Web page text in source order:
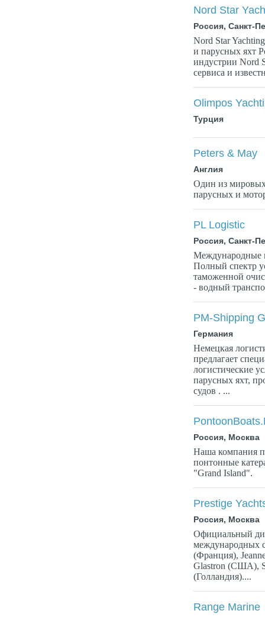
Nord Star
Россия, Санкт-
Nord Star
и парусных яхт
индустрии Nord
сервиса и
Olimpos
Турция
Peters & May
Англия
Один из мировых
парусных и
PL Logistic
Россия, Санкт-
Международные
Полный спектр
таможенной
- водный
PM-Shipping
Германия
Немецкая
предлагает
логистические
парусных яхт,
судов . ...
Россия, Москва
Наша компания
понтонные
"Grand Island".
Prestige
Россия, Москва
Официальный
международных
(Франция),
Glastron (США),
(Голландия)....
Range Marine